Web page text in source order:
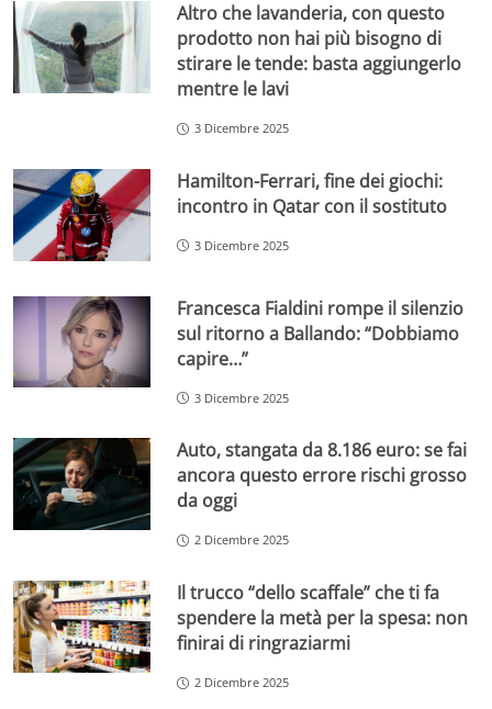
Altro che lavanderia, con questo
prodotto non hai più bisogno di
stirare le tende: basta aggiungerlo
mentre le lavi
3 Dicembre 2025
Hamilton-Ferrari, fine dei giochi:
incontro in Qatar con il sostituto
3 Dicembre 2025
Francesca Fialdini rompe il silenzio
sul ritorno a Ballando: “Dobbiamo
capire…”
3 Dicembre 2025
Auto, stangata da 8.186 euro: se fai
ancora questo errore rischi grosso
da oggi
2 Dicembre 2025
Il trucco “dello scaffale” che ti fa
spendere la metà per la spesa: non
finirai di ringraziarmi
2 Dicembre 2025